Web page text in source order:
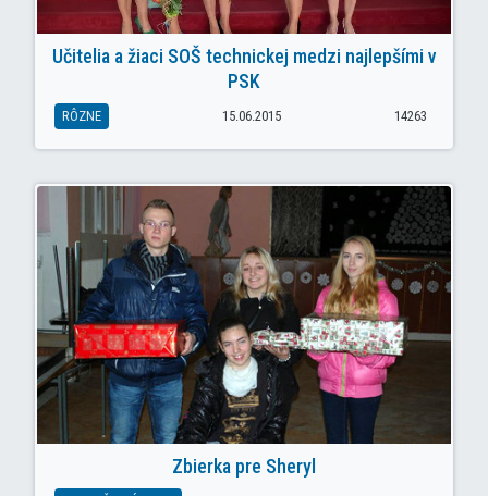
Učitelia a žiaci SOŠ technickej medzi najlepšími v
PSK
RÔZNE 15.06.2015 14263
Zbierka pre Sheryl